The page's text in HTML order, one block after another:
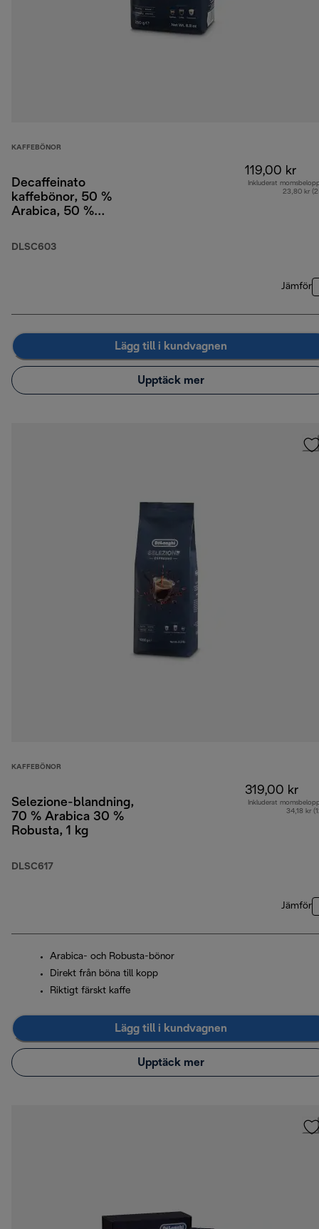
KAFFEBÖNOR
Decaffeinato
kaffebönor, 50 %
Arabica, 50 %
DLSC603
119,00 kr
Inkluderat
23,80 kr
Jämför
Lägg till i kundvagnen
Upptäck mer
KAFFEBÖNOR
Selezione-blandning,
70 % Arabica 30 %
Robusta, 1 kg
DLSC617
319,00 kr
Inkluderat
34,18 kr
Jämför
Arabica- och Robusta-bönor
Direkt från böna till kopp
Riktigt färskt kaffe
Lägg till i kundvagnen
Upptäck mer